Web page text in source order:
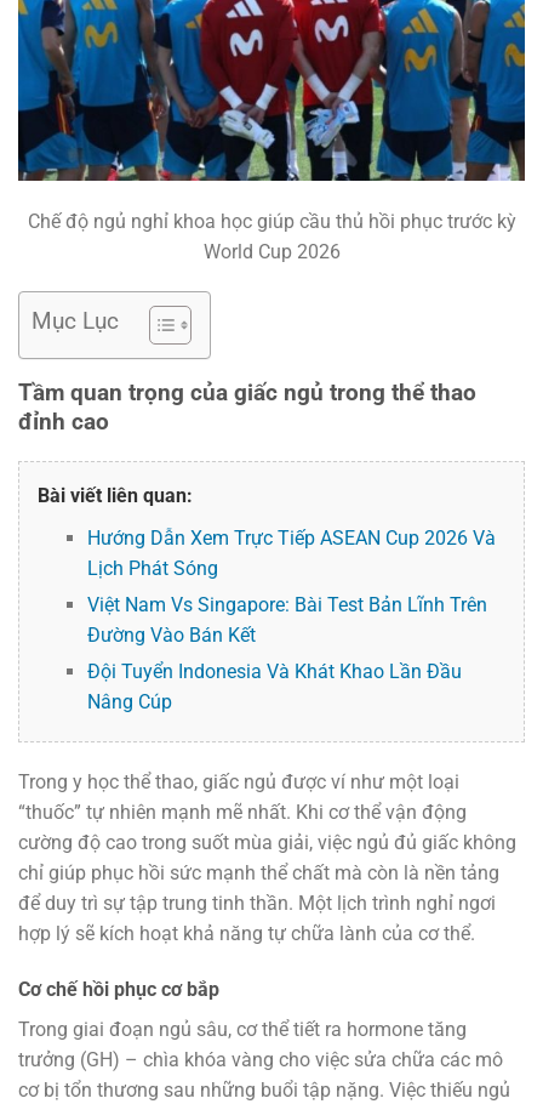
Chế độ ngủ nghỉ khoa học giúp cầu thủ hồi phục trước kỳ
World Cup 2026
Mục Lục
Tầm quan trọng của giấc ngủ trong thể thao
đỉnh cao
Bài viết liên quan:
Hướng Dẫn Xem Trực Tiếp ASEAN Cup 2026 Và
Lịch Phát Sóng
Việt Nam Vs Singapore: Bài Test Bản Lĩnh Trên
Đường Vào Bán Kết
Đội Tuyển Indonesia Và Khát Khao Lần Đầu
Nâng Cúp
Trong y học thể thao, giấc ngủ được ví như một loại
“thuốc” tự nhiên mạnh mẽ nhất. Khi cơ thể vận động
cường độ cao trong suốt mùa giải, việc ngủ đủ giấc không
chỉ giúp phục hồi sức mạnh thể chất mà còn là nền tảng
để duy trì sự tập trung tinh thần. Một lịch trình nghỉ ngơi
hợp lý sẽ kích hoạt khả năng tự chữa lành của cơ thể.
Cơ chế hồi phục cơ bắp
Trong giai đoạn ngủ sâu, cơ thể tiết ra hormone tăng
trưởng (GH) – chìa khóa vàng cho việc sửa chữa các mô
cơ bị tổn thương sau những buổi tập nặng. Việc thiếu ngủ